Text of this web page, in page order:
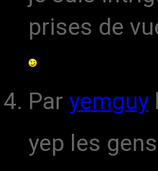
prises de
Par yemguy
yep les